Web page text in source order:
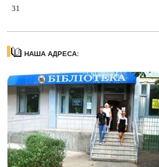
31
НАША АДРЕСА: